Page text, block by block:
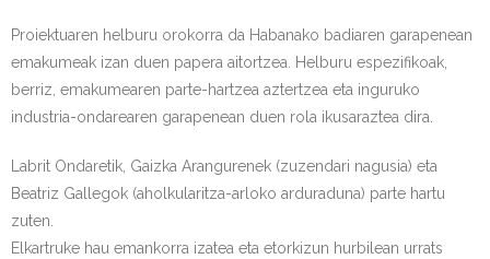
Proiektuaren helburu orokorra da Habanako badiaren garapenean
emakumeak izan duen papera aitortzea. Helburu espezifikoak,
berriz, emakumearen parte-hartzea aztertzea eta inguruko
industria-ondarearen garapenean duen rola ikusaraztea dira.
Labrit Ondaretik, Gaizka Arangurenek (zuzendari nagusia) eta
Beatriz Gallegok (aholkularitza-arloko arduraduna) parte hartu
zuten.
Elkartruke hau emankorra izatea eta etorkizun hurbilean urrats